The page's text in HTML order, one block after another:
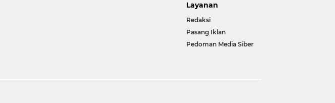
Layanan
Redaksi
Pasang Iklan
Pedoman Media Siber